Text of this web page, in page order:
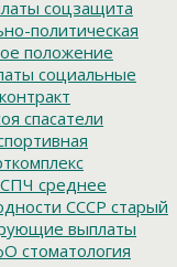
соцзащита
политическая
положение
социальные
спасатели
СПЧ среднее
СССР старый
выплаты
стоматология